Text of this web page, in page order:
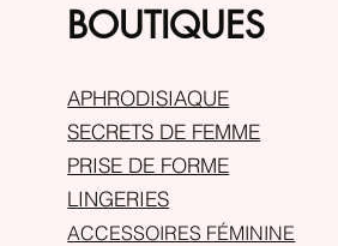
BOUTIQUES
APHRODISIAQUE
SECRETS DE FEMME
PRISE DE FORME
LINGERIES
ACCESSOIRES FÉMININE